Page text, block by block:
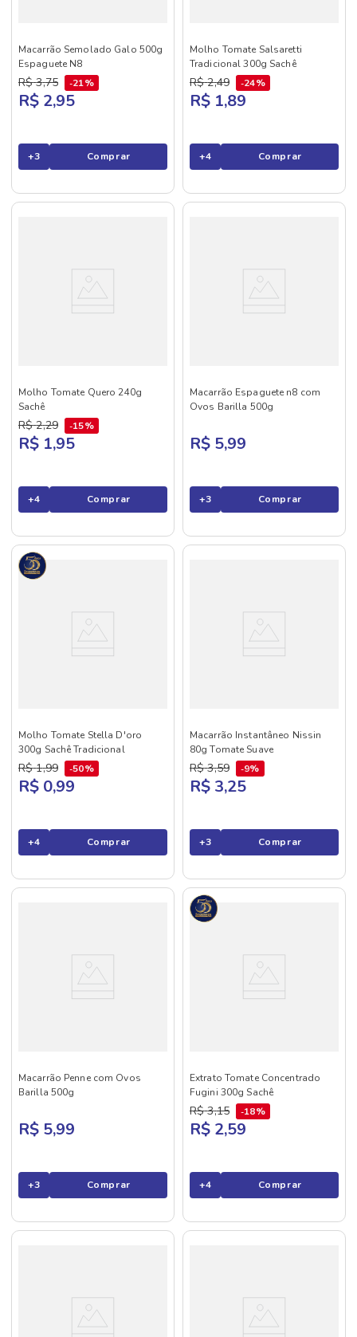
Macarrão Semolado Galo 500g
Espaguete N8
R$ 3,75 21%
R$ 2,95
+3 Comprar
Molho Tomate Salsaretti
Tradicional 300g Sachê
R$ 2,49 24%
R$ 1,89
+4 Comprar
Molho Tomate Quero 240g
Sachê
R$ 2,29 15%
R$ 1,95
+4 Comprar
Macarrão Espaguete n8 com
Ovos Barilla 500g
R$ 5,99
+3 Comprar
Molho Tomate Stella D'oro
300g Sachê Tradicional
R$ 1,99 50%
R$ 0,99
+4 Comprar
Macarrão Instantâneo Nissin
80g Tomate Suave
R$ 3,59 9%
R$ 3,25
+3 Comprar
Macarrão Penne com Ovos
Barilla 500g
R$ 5,99
+3 Comprar
Extrato Tomate Concentrado
Fugini 300g Sachê
R$ 3,15 18%
R$ 2,59
+4 Comprar